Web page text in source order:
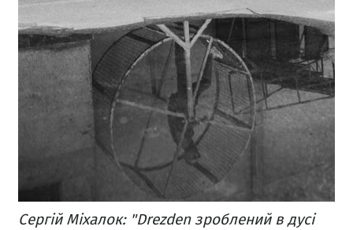
Сергій Міхалок: "Drezden зроблений в дусі